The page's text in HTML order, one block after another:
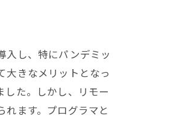
入し、特にパンデミッ
大きなメリットとなっ
た。しかし、リモー
ます。プログラマと